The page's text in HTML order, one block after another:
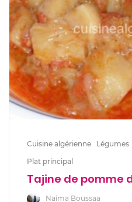
Cuisine algérienne Légumes
Plat principal
Tajine de pomme
Naima Boussaa